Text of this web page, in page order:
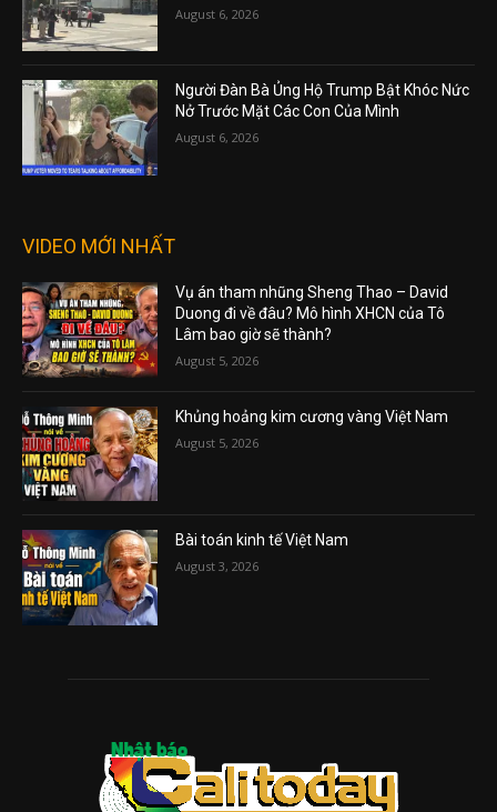
August 6, 2026
Người Đàn Bà Ủng Hộ Trump Bật Khóc Nức
Nở Trước Mặt Các Con Của Mình
August 6, 2026
VIDEO MỚI NHẤT
Vụ án tham nhũng Sheng Thao – David
Duong đi về đâu? Mô hình XHCN của Tô
Lâm bao giờ sẽ thành?
August 5, 2026
Khủng hoảng kim cương vàng Việt Nam
August 5, 2026
Bài toán kinh tế Việt Nam
August 3, 2026